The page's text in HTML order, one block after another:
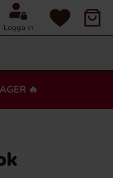
Logga in
🔥